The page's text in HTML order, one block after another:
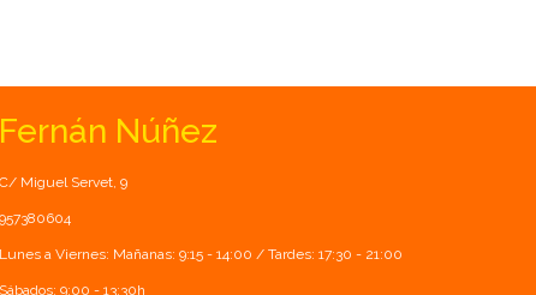
Fernán Núñez
C/ Miguel Servet, 9
957380604
Lunes a Viernes: Mañanas: 9:15 - 14:00 / Tardes: 17:30 - 21:00
Sábados: 9:00 - 13:30h